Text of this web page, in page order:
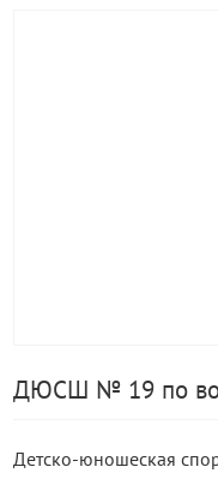
ДЮСШ № 19 по
Детско-юношеская